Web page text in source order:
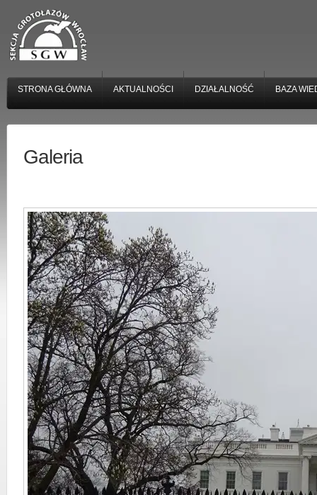
STRONA GŁÓWNA AKTUALNOŚCI DZIAŁALNOŚĆ BAZA
Galeria